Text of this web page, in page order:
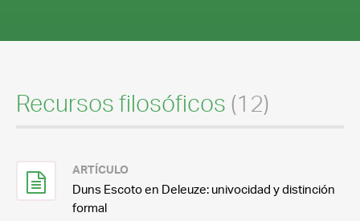
Recursos filosóficos (12)
ARTÍCULO
Duns Escoto en Deleuze: univocidad y distinción
formal